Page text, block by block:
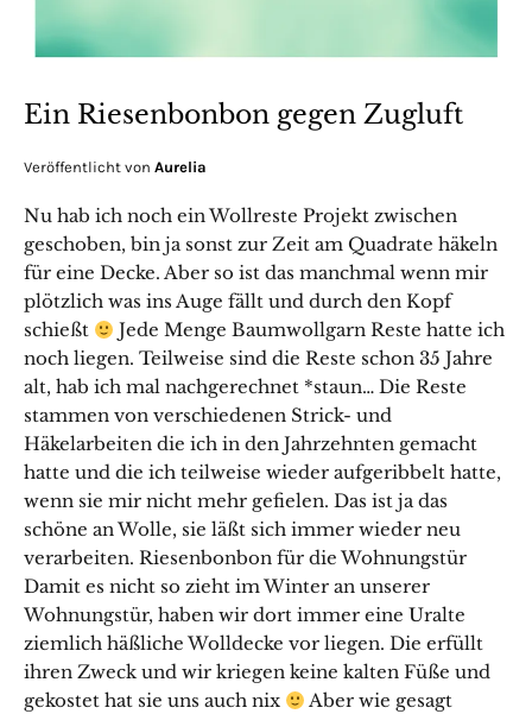
Ein Riesenbonbon gegen Zugluft
Veröffentlicht von Aurelia
Nu hab ich noch ein Wollreste Projekt zwischen
geschoben, bin ja sonst zur Zeit am Quadrate häkeln
für eine Decke. Aber so ist das manchmal wenn mir
plötzlich was ins Auge fällt und durch den Kopf
schießt
Jede Menge Baumwollgarn Reste hatte ich
noch liegen. Teilweise sind die Reste schon 35 Jahre
alt, hab ich mal nachgerechnet *staun… Die Reste
stammen von verschiedenen Strick- und
Häkelarbeiten die ich in den Jahrzehnten gemacht
hatte und die ich teilweise wieder aufgeribbelt hatte,
wenn sie mir nicht mehr gefielen. Das ist ja das
schöne an Wolle, sie läßt sich immer wieder neu
verarbeiten. Riesenbonbon für die Wohnungstür
Damit es nicht so zieht im Winter an unserer
Wohnungstür, haben wir dort immer eine Uralte
ziemlich häßliche Wolldecke vor liegen. Die erfüllt
ihren Zweck und wir kriegen keine kalten Füße und
gekostet hat sie uns auch nix
Aber wie gesagt